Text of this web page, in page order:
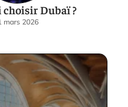
Dubaï ?
mars 2026